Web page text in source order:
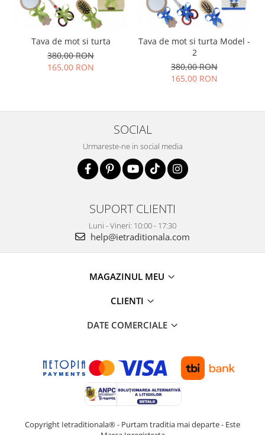
Tava de mot si turta
380,00 RON
165,00 RON
Tava de mot si turta Model -
2
380,00 RON
165,00 RON
SOCIAL
Urmareste-ne in social media
SUPORT CLIENTI
Luni - Vineri: 10:00 - 17:30
help@ietraditionala.com
MAGAZINUL MEU
CLIENTI
DATE COMERCIALE
Copyright Ietraditionala® - Purtam traditia mai departe - Este